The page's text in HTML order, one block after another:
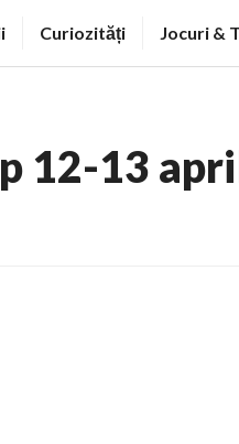
Curiozități Jocuri &
12-13